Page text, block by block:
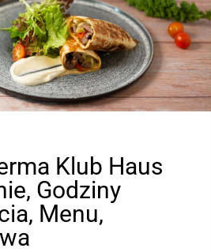
Klub Haus
Godziny
Menu,